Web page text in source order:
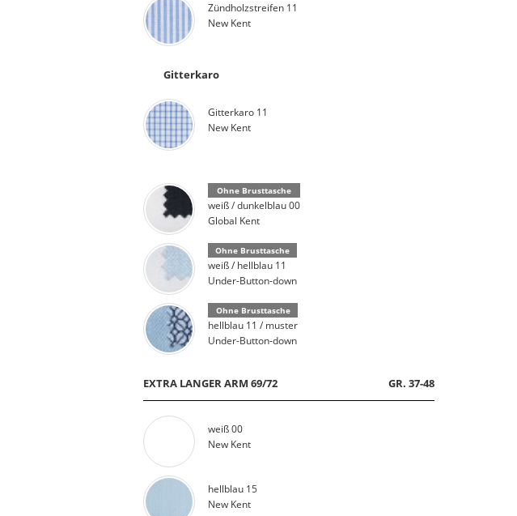
Zündholzstreifen 11
New Kent
Gitterkaro
Gitterkaro 11
New Kent
Ohne Brusttasche
weiß / dunkelblau 00
Global Kent
Ohne Brusttasche
weiß / hellblau 11
Under-Button-down
Ohne Brusttasche
hellblau 11 / muster
Under-Button-down
EXTRA LANGER ARM 69/72 GR. 37-48
weiß 00
New Kent
hellblau 15
New Kent